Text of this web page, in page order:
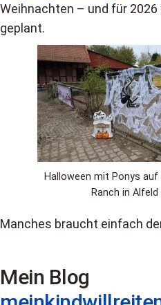
Weihnachten – und für
geplant.
Halloween mit Ponys
Ranch in Alfeld
Manches braucht einfach
Mein Blog